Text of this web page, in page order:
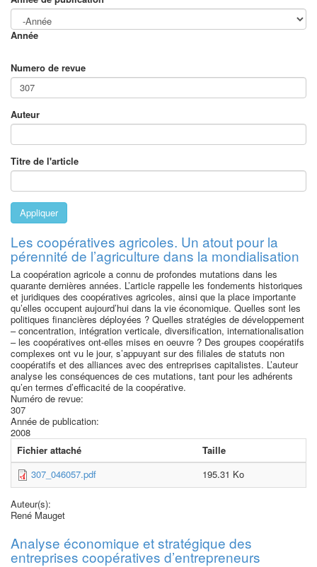
Année
Numero de revue
Auteur
Titre de l'article
Appliquer
Les coopératives agricoles. Un atout pour la
pérennité de l’agriculture dans la mondialisation
La coopération agricole a connu de profondes mutations dans les
quarante dernières années. L’article rappelle les fondements historiques
et juridiques des coopératives agricoles, ainsi que la place importante
qu’elles occupent aujourd’hui dans la vie économique. Quelles sont les
politiques financières déployées ? Quelles stratégies de développement
– concentration, intégration verticale, diversification, internationalisation
– les coopératives ont-elles mises en oeuvre ? Des groupes coopératifs
complexes ont vu le jour, s’appuyant sur des filiales de statuts non
coopératifs et des alliances avec des entreprises capitalistes. L’auteur
analyse les conséquences de ces mutations, tant pour les adhérents
qu’en termes d’efficacité de la coopérative.
Numéro de revue:
307
Année de publication:
2008
Fichier attaché
Taille
307_046057.pdf
195.31 Ko
Auteur(s):
René Mauget
Analyse économique et stratégique des
entreprises coopératives d’entrepreneurs